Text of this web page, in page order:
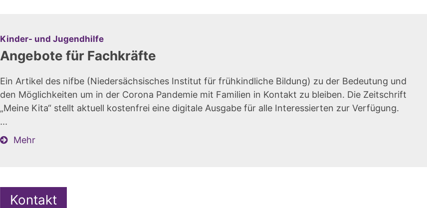
Kinder- und Jugendhilfe:
Angebote für Fachkräfte
Ein Artikel des nifbe (Niedersächsisches Institut für frühkindliche Bildung) zu der Bedeutung und
den Möglichkeiten um in der Corona Pandemie mit Familien in Kontakt zu bleiben. Die Zeitschrift
„Meine Kita“ stellt aktuell kostenfrei eine digitale Ausgabe für alle Interessierten zur Verfügung.
...
Mehr
Kontakt